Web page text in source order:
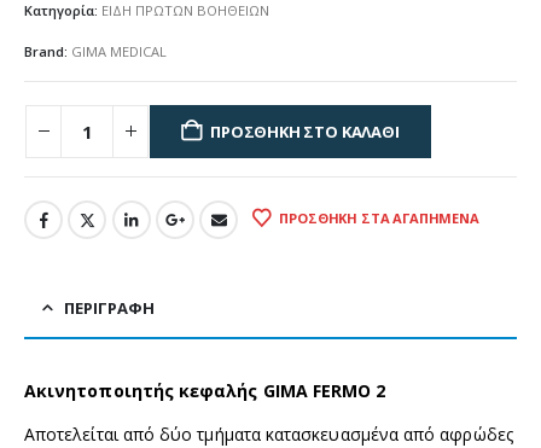
Κατηγορία: ΕΙΔΗ ΠΡΩΤΩΝ ΒΟΗΘΕΙΩΝ
Brand: GIMA MEDICAL
ΠΡΟΣΘΉΚΗ ΣΤΟ ΚΑΛΆΘΙ
ΠΡΟΣΘΉΚΗ ΣΤΑ ΑΓΑΠΗΜΈΝΑ
ΠΕΡΙΓΡΑΦΉ
Ακινητοποιητής κεφαλής GIMA FERMO 2
Αποτελείται από δύο τμήματα κατασκευασμένα από αφρώδες